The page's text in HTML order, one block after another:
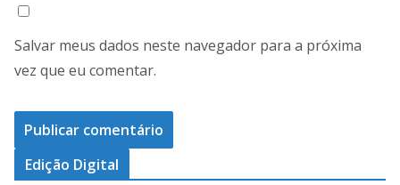
Salvar meus dados neste navegador para a próxima
vez que eu comentar.
Edição Digital